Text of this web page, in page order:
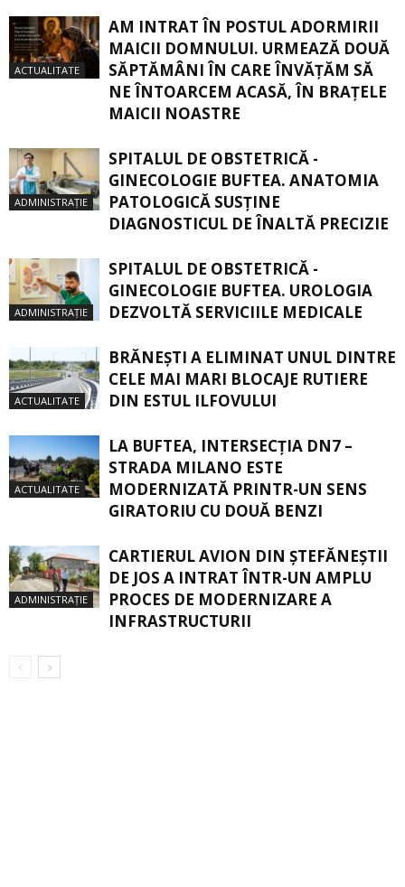
ACTUALITATE
AM INTRAT ÎN POSTUL ADORMIRII
MAICII DOMNULUI. URMEAZĂ DOUĂ
SĂPTĂMÂNI ÎN CARE ÎNVĂŢĂM SĂ
NE ÎNTOARCEM ACASĂ, ÎN BRAŢELE
MAICII NOASTRE
ADMINISTRAȚIE
SPITALUL DE OBSTETRICĂ -
GINECOLOGIE BUFTEA. ANATOMIA
PATOLOGICĂ SUSŢINE
DIAGNOSTICUL DE ÎNALTĂ PRECIZIE
ADMINISTRAȚIE
SPITALUL DE OBSTETRICĂ -
GINECOLOGIE BUFTEA. UROLOGIA
DEZVOLTĂ SERVICIILE MEDICALE
ACTUALITATE
BRĂNEȘTI A ELIMINAT UNUL DINTRE
CELE MAI MARI BLOCAJE RUTIERE
DIN ESTUL ILFOVULUI
ACTUALITATE
LA BUFTEA, INTERSECŢIA DN7 –
STRADA MILANO ESTE
MODERNIZATĂ PRINTR-UN SENS
GIRATORIU CU DOUĂ BENZI
ADMINISTRAȚIE
CARTIERUL AVION DIN ŞTEFĂNEŞTII
DE JOS A INTRAT ÎNTR-UN AMPLU
PROCES DE MODERNIZARE A
INFRASTRUCTURII